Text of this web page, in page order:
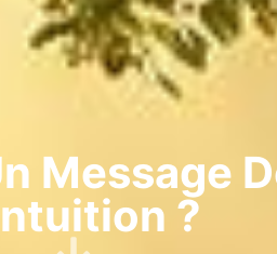
Message
?